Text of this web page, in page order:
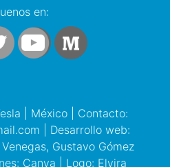
en:
| México | Contacto:
| Desarrollo web:
Gustavo Gómez
Canva | Logo: Elvira